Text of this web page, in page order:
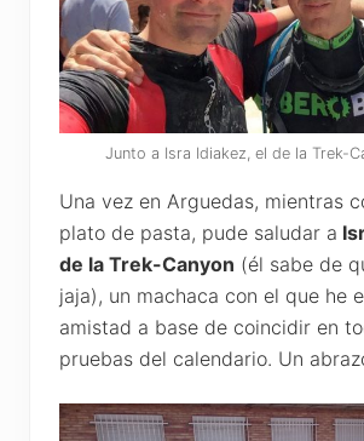
Junto a Isra Idiakez, el de la Trek-
Una vez en Arguedas, mientras
plato de pasta, pude saludar a
de la Trek-Canyon (él sabe de
jaja), un machaca con el que he
amistad a base de coincidir en
pruebas del calendario. Un